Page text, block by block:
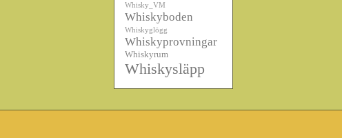
Whisky_VM
Whiskyboden
Whiskyglögg
Whiskyprovningar
Whiskyrum
Whiskysläpp